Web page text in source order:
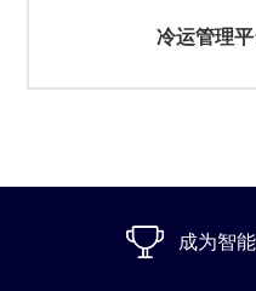
冷运管理平
成为智